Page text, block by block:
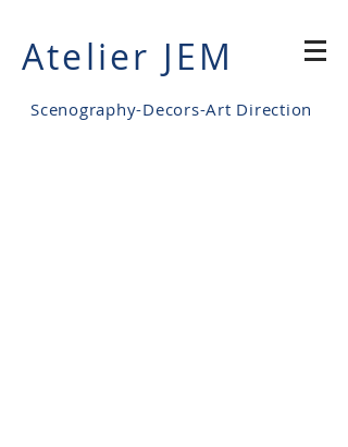
Atelier JEM
Scenography-Decors-Art Direction